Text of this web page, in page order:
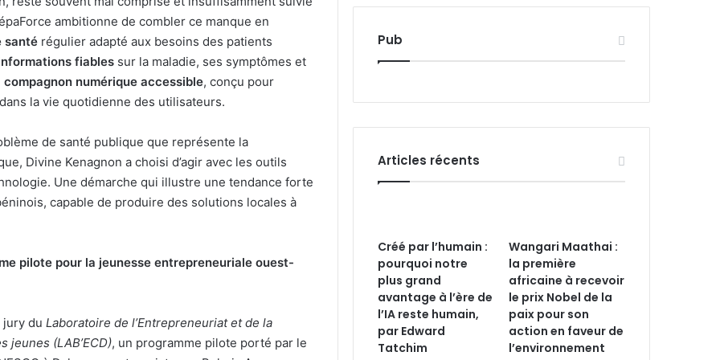
ambitionne de combler ce manque en
santé régulier adapté aux besoins des patients
fiables sur la maladie, ses symptômes et
compagnon numérique accessible, conçu pour
la vie quotidienne des utilisateurs.
de santé publique que représente la
Divine Kenagnon a choisi d’agir avec les outils
Une démarche qui illustre une tendance forte
capable de produire des solutions locales à
pilote pour la jeunesse entrepreneuriale ouest-
jury du Laboratoire de l’Entrepreneuriat et de la
jeunes (LAB’ECD), un programme pilote porté par le
Pub
Articles récents
Créé par l’humain :
pourquoi notre
plus grand
avantage à l’ère de
l’IA reste humain,
par Edward
Tatchim
Wangari Maathai :
la première
africaine à recevoir
le prix Nobel de la
paix pour son
action en faveur de
l’environnement